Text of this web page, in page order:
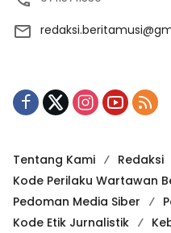
Tentang Kami
Redaksi
Kode Perilaku Wartawan
Pedoman Media Siber
Kode Etik Jurnalistik